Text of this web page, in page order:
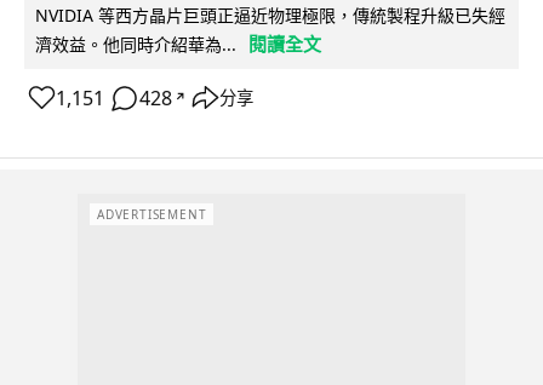
NVIDIA 等西方晶片巨頭正逼近物理極限，傳統製程升級已失經
濟效益。他同時介紹華為...
閱讀全文
1,151 428 ↗ 分享
ADVERTISEMENT